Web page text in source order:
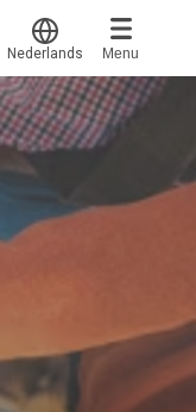
Translate
Nederlands Menu